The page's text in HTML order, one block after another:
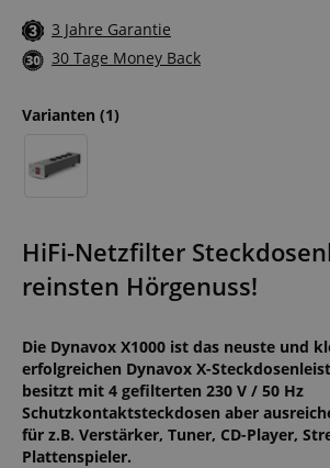
3 Jahre Garantie
30 Tage Money Back
Varianten (1)
HiFi-Netzfilter
reinsten Hörgenuss!
Die Dynavox X1000 ist das neuste und
erfolgreichen Dynavox X-
besitzt mit 4 gefilterten 230 V / 50 Hz
Schutzkontaktsteckdosen aber
für z.B. Verstärker, Tuner, CD-Player,
Plattenspieler.